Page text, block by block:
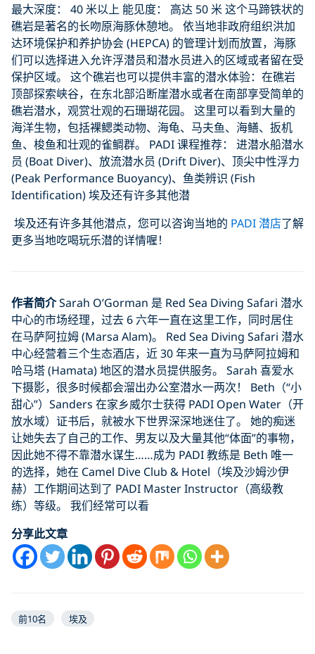
最大深度： 40 米以上 能见度： 高达 50 米 这个马蹄铁状的
礁岩是著名的长吻原海豚休憩地。 依当地非政府组织洪加
达环境保护和养护协会 (HEPCA) 的管理计划而放置，海豚
们可以选择进入允许浮潜员和潜水员进入的区域或者留在受
保护区域。 这个礁岩也可以提供丰富的潜水体验：在礁岩
顶部探索峡谷，在东北部沿断崖潜水或者在南部享受简单的
礁岩潜水，观赏壮观的石珊瑚花园。 这里可以看到大量的
海洋生物，包括裸鳃类动物、海龟、马夫鱼、海鳝、扳机
鱼、梭鱼和壮观的雀鲷群。 PADI 课程推荐： 进潜水船潜水
员 (Boat Diver)、放流潜水员 (Drift Diver)、顶尖中性浮力
(Peak Performance Buoyancy)、鱼类辨识 (Fish
Identification) 埃及还有许多其他潜
埃及还有许多其他潜点，您可以咨询当地的 PADI 潜店了解
更多当地吃喝玩乐潜的详情喔！
作者简介Sarah O’Gorman 是 Red Sea Diving Safari 潜水
中心的市场经理，过去 6 六年一直在这里工作，同时居住
在马萨阿拉姆 (Marsa Alam)。 Red Sea Diving Safari 潜水
中心经营着三个生态酒店，近 30 年来一直为马萨阿拉姆和
哈马塔 (Hamata) 地区的潜水员提供服务。 Sarah 喜爱水
下摄影，很多时候都会溜出办公室潜水一两次！ Beth（“小
甜心”）Sanders 在家乡威尔士获得 PADI Open Water（开
放水域）证书后，就被水下世界深深地迷住了。 她的痴迷
让她失去了自己的工作、男友以及大量其他“体面”的事物，
因此她不得不靠潜水谋生……成为 PADI 教练是 Beth 唯一
的选择，她在 Camel Dive Club & Hotel（埃及沙姆沙伊
赫）工作期间达到了 PADI Master Instructor（高级教
练）等级。 我们经常可以看
分享此文章
前10名 埃及